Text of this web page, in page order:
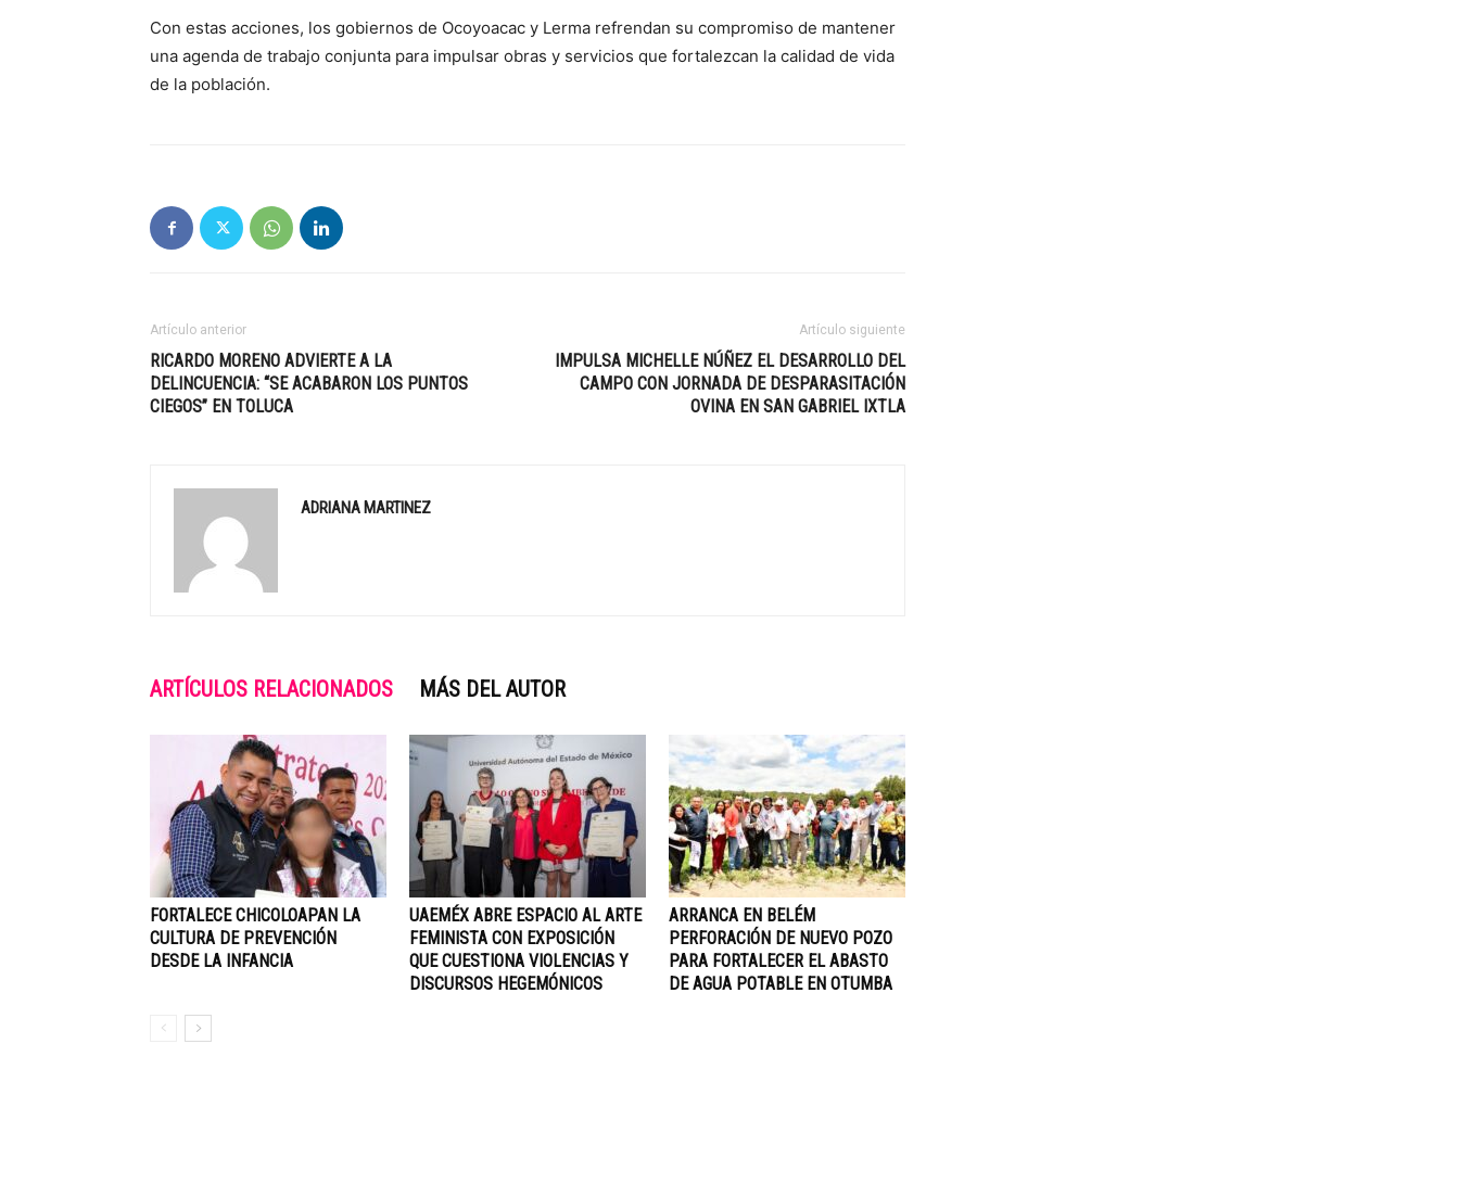
Con estas acciones, los gobiernos de Ocoyoacac y Lerma refrendan su compromiso de mantener
una agenda de trabajo conjunta para impulsar obras y servicios que fortalezcan la calidad de vida
de la población.
Artículo anterior
RICARDO MORENO ADVIERTE A LA
DELINCUENCIA: “SE ACABARON LOS PUNTOS
CIEGOS” EN TOLUCA
Artículo siguiente
IMPULSA MICHELLE NÚÑEZ EL DESARROLLO DEL
CAMPO CON JORNADA DE DESPARASITACIÓN
OVINA EN SAN GABRIEL IXTLA
ADRIANA MARTINEZ
ARTÍCULOS RELACIONADOS MÁS DEL AUTOR
FORTALECE CHICOLOAPAN LA
CULTURA DE PREVENCIÓN
DESDE LA INFANCIA
UAEMÉX ABRE ESPACIO AL ARTE
FEMINISTA CON EXPOSICIÓN
QUE CUESTIONA VIOLENCIAS Y
DISCURSOS HEGEMÓNICOS
ARRANCA EN BELÉM
PERFORACIÓN DE NUEVO POZO
PARA FORTALECER EL ABASTO
DE AGUA POTABLE EN OTUMBA